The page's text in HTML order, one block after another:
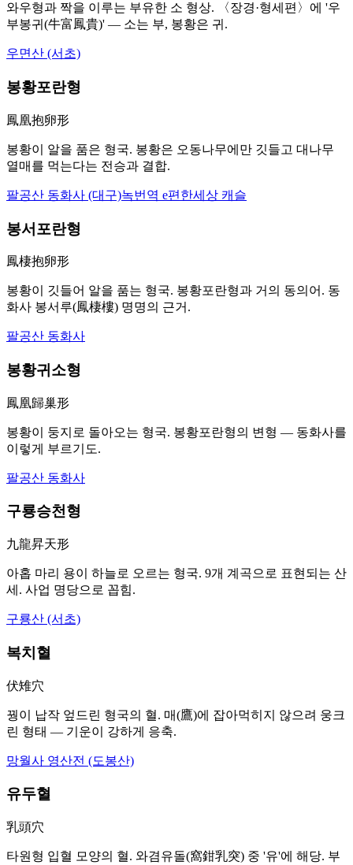
와우형과 짝을 이루는 부유한 소 형상. 〈장경·형세편〉에 '우
부봉귀(牛富鳳貴)' — 소는 부, 봉황은 귀.
우면산 (서초)
봉황포란형
鳳凰抱卵形
봉황이 알을 품은 형국. 봉황은 오동나무에만 깃들고 대나무
열매를 먹는다는 전승과 결합.
팔공산 동화사 (대구)녹번역 e편한세상 캐슬
봉서포란형
鳳棲抱卵形
봉황이 깃들어 알을 품는 형국. 봉황포란형과 거의 동의어. 동
화사 봉서루(鳳棲樓) 명명의 근거.
팔공산 동화사
봉황귀소형
鳳凰歸巢形
봉황이 둥지로 돌아오는 형국. 봉황포란형의 변형 — 동화사를
이렇게 부르기도.
팔공산 동화사
구룡승천형
九龍昇天形
아홉 마리 용이 하늘로 오르는 형국. 9개 계곡으로 표현되는 산
세. 사업 명당으로 꼽힘.
구룡산 (서초)
복치혈
伏雉穴
꿩이 납작 엎드린 형국의 혈. 매(鷹)에 잡아먹히지 않으려 웅크
린 형태 — 기운이 강하게 응축.
망월사 영산전 (도봉산)
유두혈
乳頭穴
타원형 입혈 모양의 혈. 와겸유돌(窩鉗乳突) 중 '유'에 해당. 부